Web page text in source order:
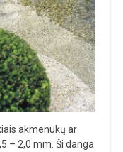
akmenukų ar
– 2,0 mm. Ši danga